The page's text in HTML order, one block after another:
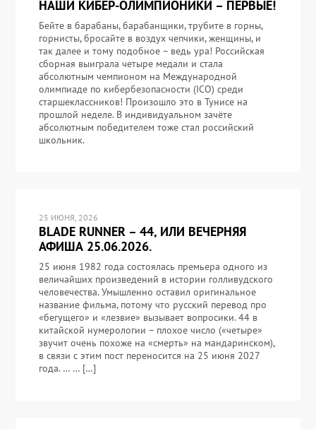
НАШИ КИБЕР-ОЛИМПИОНИКИ – ПЕРВЫЕ!
Бейте в барабаны, барабанщики, трубите в горны,
горнисты, бросайте в воздух чепчики, женщины, и
так далее и тому подобное – ведь ура! Российская
сборная выиграла четыре медали и стала
абсолютным чемпионом на Международной
олимпиаде по кибербезопасности (ICO) среди
старшеклассников! Произошло это в Тунисе на
прошлой неделе. В индивидуальном зачёте
абсолютным победителем тоже стал российский
школьник.
25 ИЮНЯ, 2026
BLADE RUNNER – 44, ИЛИ ВЕЧЕРНЯЯ
АФИША 25.06.2026.
25 июня 1982 года состоялась премьера одного из
величайших произведений в истории голливудского
человечества. Умышленно оставил оригинальное
название фильма, потому что русский перевод про
«бегущего» и «лезвие» вызывает вопросики. 44 в
китайской нумерологии – плохое число («четыре»
звучит очень похоже на «смерть» на мандаринском),
в связи с этим пост переносится на 25 июня 2027
года. … … […]